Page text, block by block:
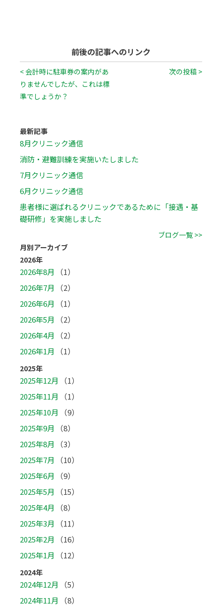
前後の記事へのリンク
< 会計時に駐車券の案内があ
りませんでしたが、これは標
準でしょうか？
次の投稿 >
最新記事
8月クリニック通信
消防・避難訓練を実施いたしました
7月クリニック通信
6月クリニック通信
患者様に選ばれるクリニックであるために「接遇・基
礎研修」を実施しました
ブログ一覧 >>
月別アーカイブ
2026年
2026年8月
（1）
2026年7月
（2）
2026年6月
（1）
2026年5月
（2）
2026年4月
（2）
2026年1月
（1）
2025年
2025年12月
（1）
2025年11月
（1）
2025年10月
（9）
2025年9月
（8）
2025年8月
（3）
2025年7月
（10）
2025年6月
（9）
2025年5月
（15）
2025年4月
（8）
2025年3月
（11）
2025年2月
（16）
2025年1月
（12）
2024年
2024年12月
（5）
2024年11月
（8）